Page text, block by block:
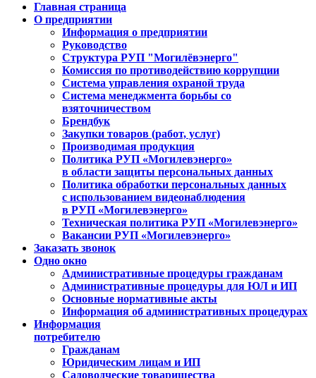
Главная страница
О предприятии
Информация о предприятии
Руководство
Структура РУП "Могилёвэнерго"
Комиссия по противодействию коррупции
Система управления охраной труда
Система менеджмента борьбы со
взяточничеством
Брендбук
Закупки товаров (работ, услуг)
Производимая продукция
Политика РУП «Могилевэнерго»
в области защиты персональных данных
Политика обработки персональных данных
с использованием видеонаблюдения
в РУП «Могилевэнерго»
Техническая политика РУП «Могилевэнерго»
Вакансии РУП «Могилевэнерго»
Заказать звонок
Одно окно
Административные процедуры гражданам
Административные процедуры для ЮЛ и ИП
Основные нормативные акты
Информация об административных процедурах
Информация
потребителю
Гражданам
Юридическим лицам и ИП
Садоводческие товарищества